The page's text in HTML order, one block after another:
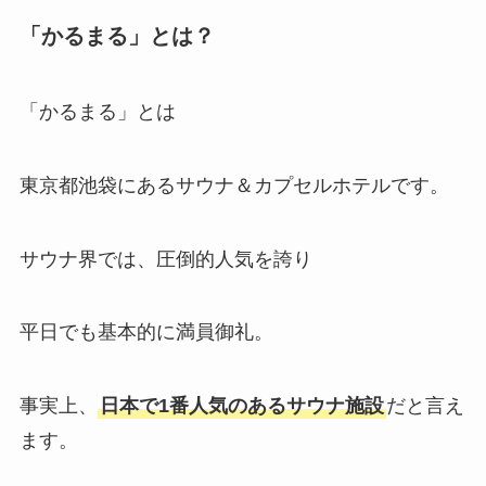
「かるまる」とは？
「かるまる」とは
東京都池袋にあるサウナ＆カプセルホテルです。
サウナ界では、圧倒的人気を誇り
平日でも基本的に満員御礼。
事実上、 日本で1番人気のあるサウナ施設だと言え
ます。